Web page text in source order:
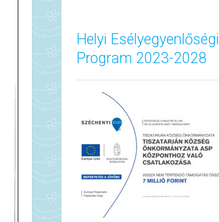
Helyi Esélyegyenlőségi
Program 2023-2028